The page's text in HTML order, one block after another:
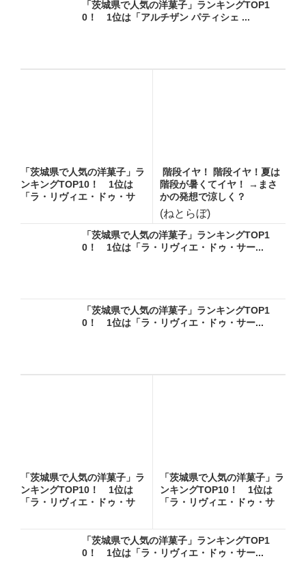
「茨城県で人気の洋菓子」ランキングTOP1
0！ 1位は「アルチザン パティシェ ...
「茨城県で人気の洋菓子」ラ
ンキングTOP10！ 1位は
「ラ・リヴィエ・ドゥ・サ
階段イヤ！ 階段イヤ！夏は
階段が暑くてイヤ！ →まさ
かの発想で涼しく？
(ねとらぼ)
「茨城県で人気の洋菓子」ランキングTOP1
0！ 1位は「ラ・リヴィエ・ドゥ・サー...
「茨城県で人気の洋菓子」ランキングTOP1
0！ 1位は「ラ・リヴィエ・ドゥ・サー...
「茨城県で人気の洋菓子」ラ
ンキングTOP10！ 1位は
「ラ・リヴィエ・ドゥ・サ
「茨城県で人気の洋菓子」ラ
ンキングTOP10！ 1位は
「ラ・リヴィエ・ドゥ・サ
「茨城県で人気の洋菓子」ランキングTOP1
0！ 1位は「ラ・リヴィエ・ドゥ・サー...